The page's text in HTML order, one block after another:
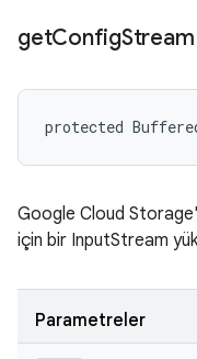
getConfigStream
protected
Google Cloud
için bir InputStream
Parametreler